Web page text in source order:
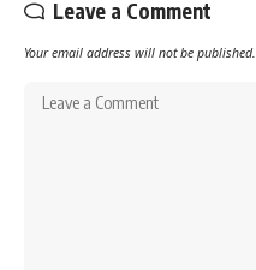
Leave a Comment
Your email address will not be published.